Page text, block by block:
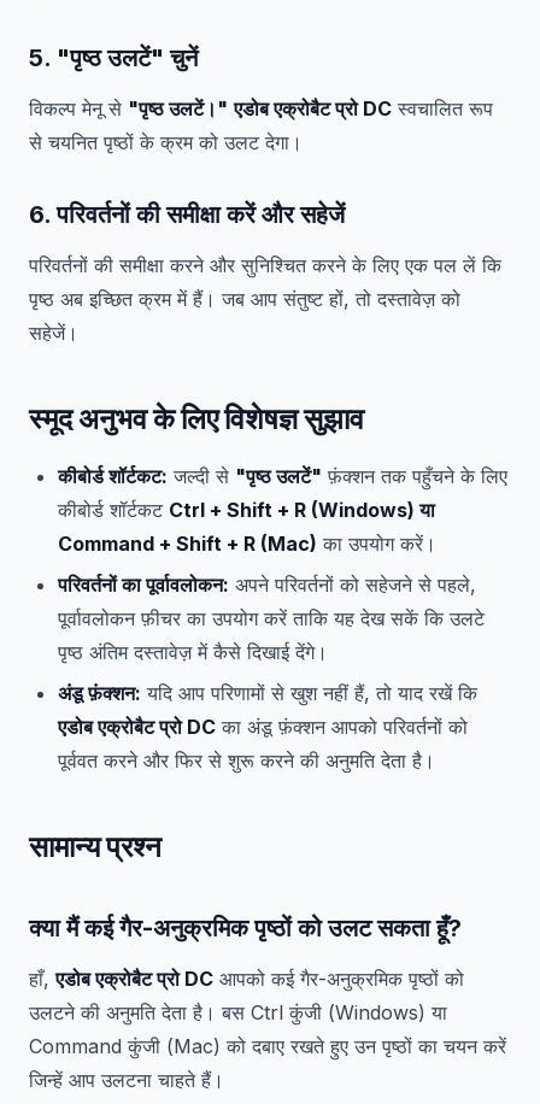
5. "पृष्ठ उलटें" चुनें
विकल्प मेनू से "पृष्ठ उलटें।" एडोब एक्रोबैट प्रो DC स्वचालित रूप
से चयनित पृष्ठों के क्रम को उलट देगा।
6. परिवर्तनों की समीक्षा करें और सहेजें
परिवर्तनों की समीक्षा करने और सुनिश्चित करने के लिए एक पल लें कि
पृष्ठ अब इच्छित क्रम में हैं। जब आप संतुष्ट हों, तो दस्तावेज़ को
सहेजें।
स्मूद अनुभव के लिए विशेषज्ञ सुझाव
कीबोर्ड शॉर्टकट: जल्दी से "पृष्ठ उलटें" फ़ंक्शन तक पहुँचने के लिए
कीबोर्ड शॉर्टकट Ctrl + Shift + R (Windows) या
Command + Shift + R (Mac) का उपयोग करें।
परिवर्तनों का पूर्वावलोकन: अपने परिवर्तनों को सहेजने से पहले,
पूर्वावलोकन फ़ीचर का उपयोग करें ताकि यह देख सकें कि उलटे
पृष्ठ अंतिम दस्तावेज़ में कैसे दिखाई देंगे।
अंडू फ़ंक्शन: यदि आप परिणामों से खुश नहीं हैं, तो याद रखें कि
एडोब एक्रोबैट प्रो DC का अंडू फ़ंक्शन आपको परिवर्तनों को
पूर्ववत करने और फिर से शुरू करने की अनुमति देता है।
सामान्य प्रश्न
क्या मैं कई गैर-अनुक्रमिक पृष्ठों को उलट सकता हूँ?
हाँ,एडोब एक्रोबैट प्रो DC आपको कई गैर-अनुक्रमिक पृष्ठों को
उलटने की अनुमति देता है। बस Ctrl कुंजी (Windows) या
Command कुंजी (Mac) को दबाए रखते हुए उन पृष्ठों का चयन करें
जिन्हें आप उलटना चाहते हैं।